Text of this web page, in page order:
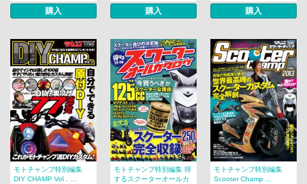
購入 購入 購入
モトチャンプ特別編集
DIY CHAMP Vol．...
モトチャンプ特別編集 得
するスクーターオールカ
モトチャンプ特別編集
Scooter Champ ...